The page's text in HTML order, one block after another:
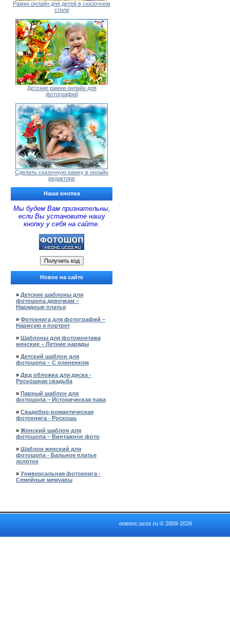
Рамки онлайн для детей в сказочном
стиле
Детские рамки онлайн для
фотографий
Сделать сказочную рамку в онлайн
редакторе
Наша кнопка
Мы будем Вам признательны,
если Вы установите нашу
кнопку у себя на сайте.
Новое на сайте
» Детские шаблоны для
фотошопа девочкам –
Нарядные платья
» Фотокнига для фотографий –
Нарисую я портрет
» Шаблоны для фотомонтажа
женские – Летние наряды
» Детский шаблон для
фотошопа – С олененком
» Двд обложка для диска -
Роскошная свадьба
» Парный шаблон для
фотошопа – Историческая пара
» Свадебно-романтическая
фотокнига - Роскошь
» Женский шаблон для
фотошопа – Винтажное фото
» Шаблон женский для
фотошопа - Бальное платье
золотое
» Универсальная фотокнига -
Семейные мемуары
oneonc.ucoz.ru © 2009-2026